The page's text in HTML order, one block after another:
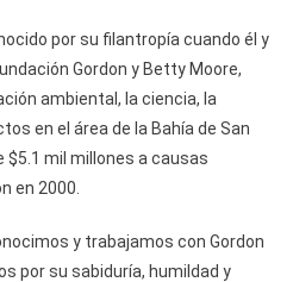
por su filantropía cuando él y
Gordon y Betty Moore,
ambiental, la ciencia, la
en el área de la Bahía de San
$5.1 mil millones a causas
en 2000.
y trabajamos con Gordon
por su sabiduría, humildad y